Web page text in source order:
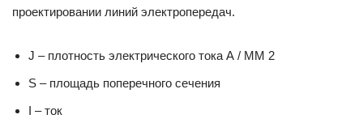
проектировании линий электропередач.
J – плотность электрического тока А / ММ 2
S – площадь поперечного сечения
I – ток